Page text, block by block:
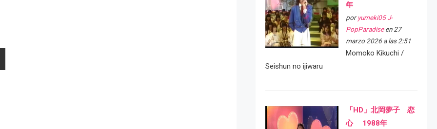
年
por yumeki05 J-
PopParadiseen 27
marzo 2026 a las 2:51
Momoko Kikuchi /
Seishun no ijiwaru
「HD」北岡夢子 恋
心 1988年